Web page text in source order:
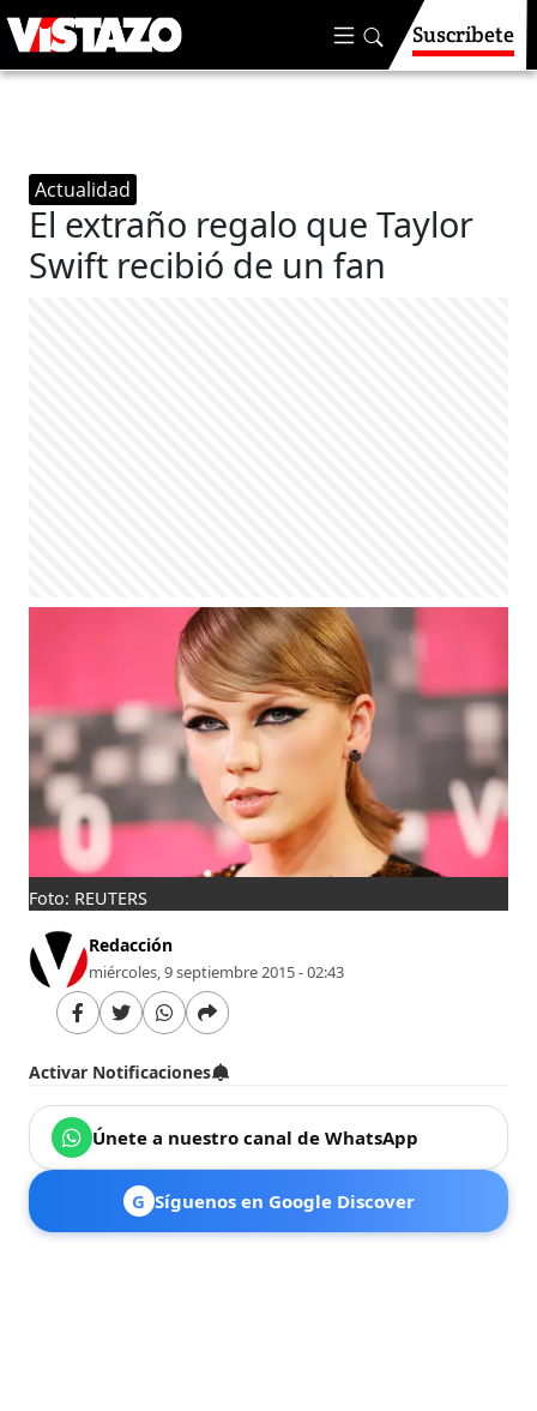
Suscríbete
Actualidad
El extraño regalo que Taylor
Swift recibió de un fan
Foto: REUTERS
Redacción
miércoles, 9 septiembre 2015 - 02:43
Activar Notificaciones
Únete a nuestro canal de WhatsApp
G Síguenos en Google Discover